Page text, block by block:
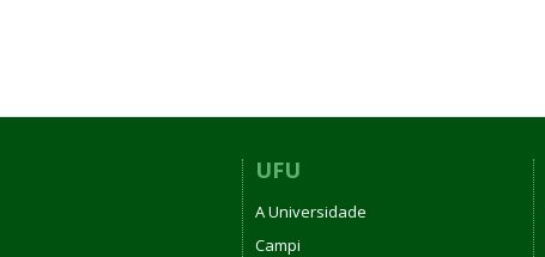
UFU
A Universidade
Campi